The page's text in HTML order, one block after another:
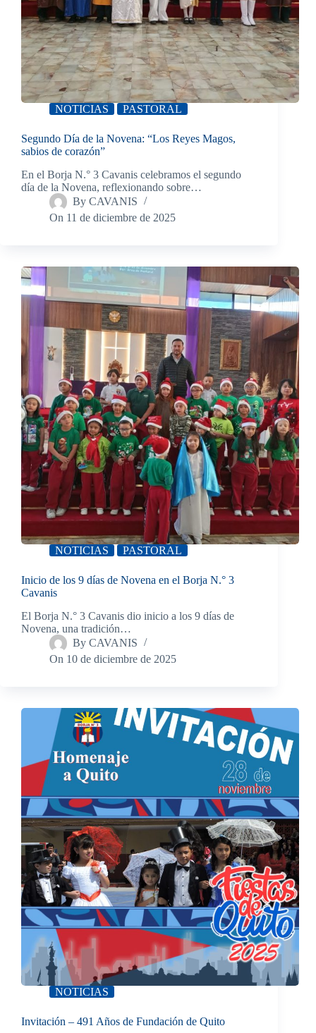
NOTICIAS PASTORAL
Segundo Día de la Novena: “Los Reyes Magos,
sabios de corazón”
En el Borja N.° 3 Cavanis celebramos el segundo
día de la Novena, reflexionando sobre…
By CAVANIS
On 11 de diciembre de 2025
NOTICIAS PASTORAL
Inicio de los 9 días de Novena en el Borja N.° 3
Cavanis
El Borja N.° 3 Cavanis dio inicio a los 9 días de
Novena, una tradición…
By CAVANIS
On 10 de diciembre de 2025
NOTICIAS
Invitación – 491 Años de Fundación de Quito